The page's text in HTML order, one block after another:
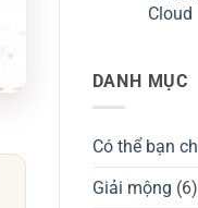
không?
cầm
nào?
Đánh
2
Pro,
Max
có
Cloud
luận
ở
của
Đánh
DANH MỤC
Có thể bạn
Giải mộng (6)